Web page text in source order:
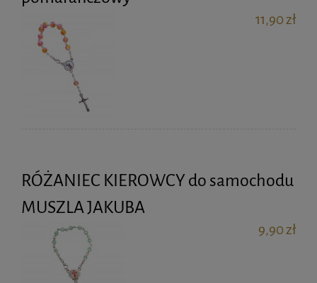
11,90 zł
RÓŻANIEC KIEROWCY do samochodu
MUSZLA JAKUBA
9,90 zł